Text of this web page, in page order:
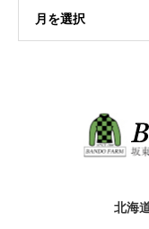
月を選択
北海